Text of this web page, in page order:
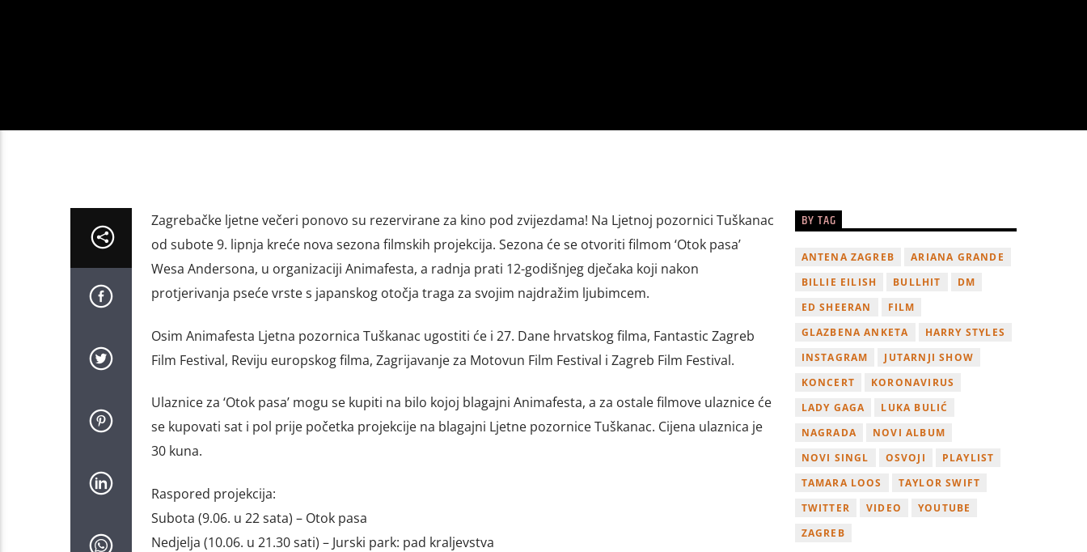
Zagrebačke ljetne večeri ponovo su rezervirane za kino pod zvijezdama! Na Ljetnoj pozornici Tuškanac
od subote 9. lipnja kreće nova sezona filmskih projekcija. Sezona će se otvoriti filmom ‘Otok pasa’
Wesa Andersona, u organizaciji Animafesta, a radnja prati 12-godišnjeg dječaka koji nakon
protjerivanja pseće vrste s japanskog otočja traga za svojim najdražim ljubimcem.
Osim Animafesta Ljetna pozornica Tuškanac ugostiti će i 27. Dane hrvatskog filma, Fantastic Zagreb
Film Festival, Reviju europskog filma, Zagrijavanje za Motovun Film Festival i Zagreb Film Festival.
Ulaznice za ‘Otok pasa’ mogu se kupiti na bilo kojoj blagajni Animafesta, a za ostale filmove ulaznice će
se kupovati sat i pol prije početka projekcije na blagajni Ljetne pozornice Tuškanac. Cijena ulaznica je
30 kuna.
Raspored projekcija:
Subota (9.06. u 22 sata) – Otok pasa
Nedjelja (10.06. u 21.30 sati) – Jurski park: pad kraljevstva
BY TAG
ANTENA ZAGREB
ARIANA GRANDE
BILLIE EILISH
BULLHIT
DM
ED SHEERAN
FILM
GLAZBENA ANKETA
HARRY STYLES
INSTAGRAM
JUTARNJI SHOW
KONCERT
KORONAVIRUS
LADY GAGA
LUKA BULIĆ
NAGRADA
NOVI ALBUM
NOVI SINGL
OSVOJI
PLAYLIST
TAMARA LOOS
TAYLOR SWIFT
TWITTER
VIDEO
YOUTUBE
ZAGREB